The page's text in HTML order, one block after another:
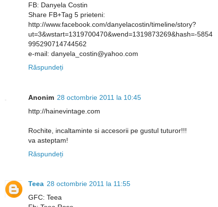
FB: Danyela Costin
Share FB+Tag 5 prieteni:
http://www.facebook.com/danyelacostin/timeline/story?
ut=3&wstart=1319700470&wend=1319873269&hash=-5854
995290714744562
e-mail: danyela_costin@yahoo.com
Răspundeți
Anonim 28 octombrie 2011 la 10:45
http://hainevintage.com
Rochite, incaltaminte si accesorii pe gustul tuturor!!!
va asteptam!
Răspundeți
Teea 28 octombrie 2011 la 11:55
GFC: Teea